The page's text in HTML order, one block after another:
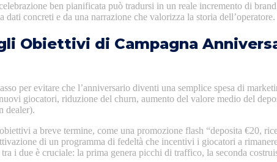
ben pianificata può tradursi in un reale incremento di
dati concreti e da una narrazione che valorizza la storia dell’operatore.
Obiettivi di Campagna
per evitare che l’anniversario diventi una semplice spesa di
giocatori, riduzione del churn, aumento del valore medio del
dealer).
a breve termine, come una promozione flash “deposita €20,
di un programma di fedeltà che incentivi i giocatori a
i due è cruciale: la prima genera picchi di traffico, la seconda